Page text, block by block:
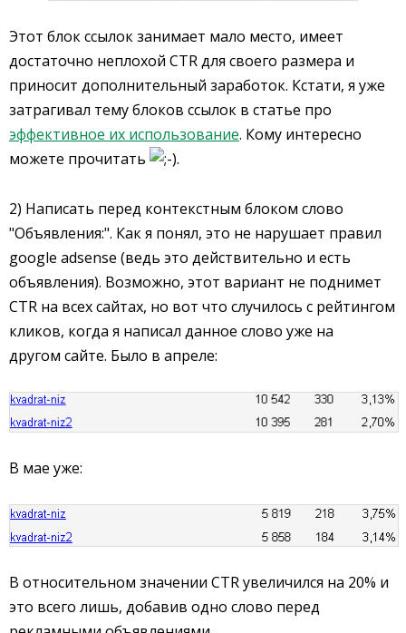
Этот блок ссылок занимает мало место, имеет
достаточно неплохой CTR для своего размера и
приносит дополнительный заработок. Кстати, я уже
затрагивал тему блоков ссылок в статье про
эффективное их использование. Кому интересно
можете прочитать
.
2) Написать перед контекстным блоком слово
"Объявления:". Как я понял, это не нарушает правил
google adsense (ведь это действительно и есть
объявления). Возможно, этот вариант не поднимет
CTR на всех сайтах, но вот что случилось с рейтингом
кликов, когда я написал данное слово уже на
другом сайте. Было в апреле:
В мае уже:
В относительном значении CTR увеличился на 20% и
это всего лишь, добавив одно слово перед